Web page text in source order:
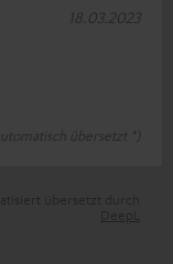
übersetzt *)
18.03.2023